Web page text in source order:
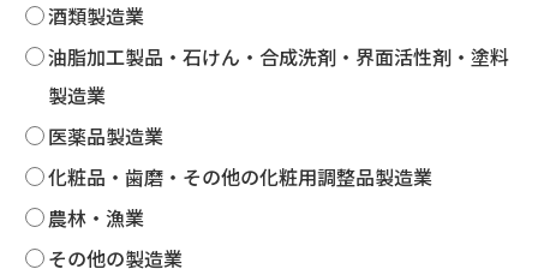
酒類製造業
油脂加工製品・石けん・合成洗剤・界面活性剤・塗料
製造業
医薬品製造業
化粧品・歯磨・その他の化粧用調整品製造業
農林・漁業
その他の製造業